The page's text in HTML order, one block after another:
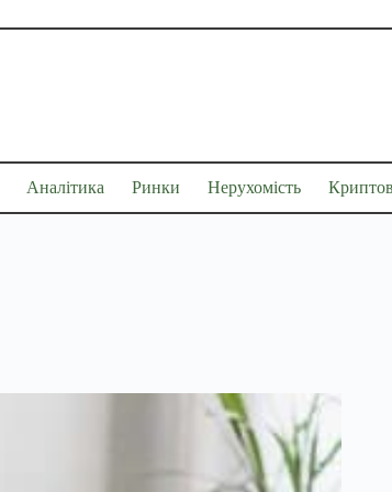
Аналітика Ринки Нерухомість